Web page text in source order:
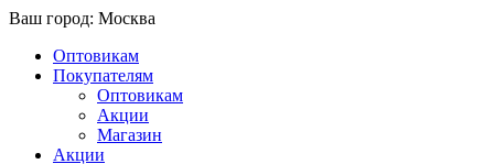
Ваш город: Москва
Оптовикам
Покупателям
Оптовикам
Акции
Магазин
Акции